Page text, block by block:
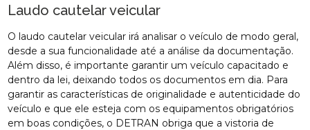
Laudo cautelar veicular
O laudo cautelar veicular irá analisar o veículo de modo geral,
desde a sua funcionalidade até a análise da documentação.
Além disso, é importante garantir um veículo capacitado e
dentro da lei, deixando todos os documentos em dia. Para
garantir as características de originalidade e autenticidade do
veículo e que ele esteja com os equipamentos obrigatórios
em boas condições, o DETRAN obriga que a vistoria de